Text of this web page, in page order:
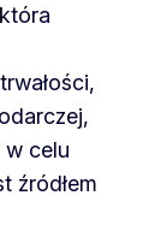
celu
źródłem